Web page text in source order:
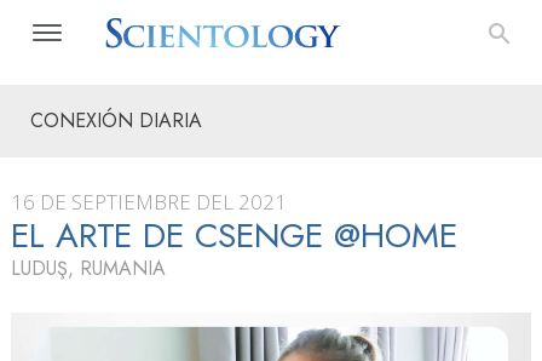
CONEXIÓN DIARIA
16 DE SEPTIEMBRE DEL 2021
EL ARTE DE CSENGE @HOME
LUDUŞ, RUMANIA